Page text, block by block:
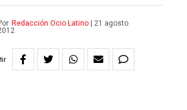
Redacción Ocio Latino|
21 agosto